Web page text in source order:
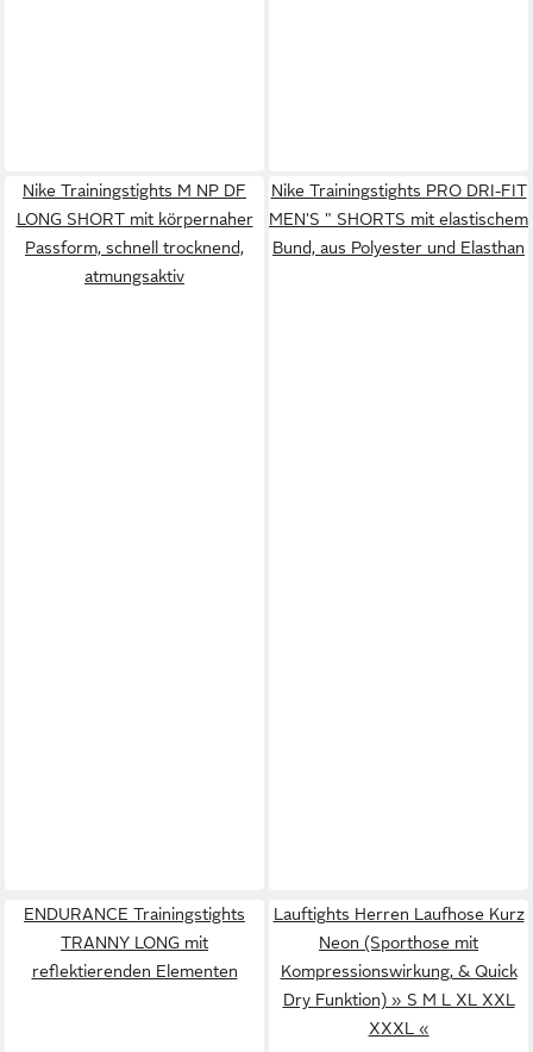
Nike Trainingstights M NP DF
LONG SHORT mit körpernaher
Passform, schnell trocknend,
atmungsaktiv
Nike Trainingstights PRO DRI-FIT
MEN'S " SHORTS mit elastischem
Bund, aus Polyester und Elasthan
ENDURANCE Trainingstights
TRANNY LONG mit
reflektierenden Elementen
Lauftights Herren Laufhose Kurz
Neon (Sporthose mit
Kompressionswirkung, & Quick
Dry Funktion) » S M L XL XXL
XXXL «